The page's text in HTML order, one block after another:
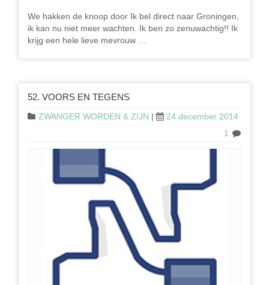
We hakken de knoop door Ik bel direct naar Groningen,
ik kan nu niet meer wachten. Ik ben zo zenuwachtig!! Ik
krijg een hele lieve mevrouw …
52. VOORS EN TEGENS
ZWANGER WORDEN & ZIJN |
24 december 2014
1